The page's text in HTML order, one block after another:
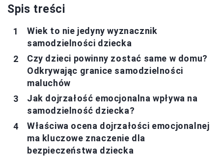
Spis treści
Wiek to nie jedyny wyznacznik
samodzielności dziecka
Czy dzieci powinny zostać same w domu?
Odkrywając granice samodzielności
maluchów
Jak dojrzałość emocjonalna wpływa na
samodzielność dziecka?
Właściwa ocena dojrzałości emocjonalnej
ma kluczowe znaczenie dla
bezpieczeństwa dziecka